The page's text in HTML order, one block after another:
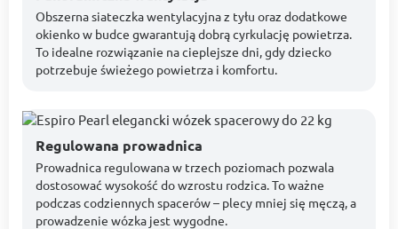
Obszerna siateczka wentylacyjna z tyłu oraz dodatkowe
okienko w budce gwarantują dobrą cyrkulację powietrza.
To idealne rozwiązanie na cieplejsze dni, gdy dziecko
potrzebuje świeżego powietrza i komfortu.
Regulowana prowadnica
Prowadnica regulowana w trzech poziomach pozwala
dostosować wysokość do wzrostu rodzica. To ważne
podczas codziennych spacerów – plecy mniej się męczą, a
prowadzenie wózka jest wygodne.